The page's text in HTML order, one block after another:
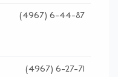
(4967) 6-44-87
(4967) 6-27-71